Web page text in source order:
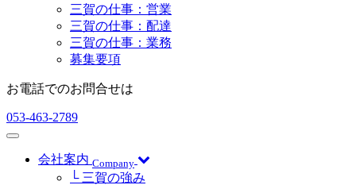
三賀の仕事：営業
三賀の仕事：配達
三賀の仕事：業務
募集要項
お電話でのお問合せは
053-463-2789
会社案内 Company
└ 三賀の強み